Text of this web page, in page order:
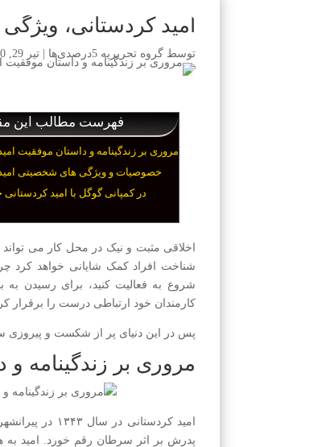
امید کردستانی،
توسطگروه تحریریه 5درصدی‌ها |تیر 29, 1400
فهرست مطالب این
مروری بر زندگینامه و داستان موفقیت
خصوصیات و ویژگی های شخصیتی
در کمپانی گوگل با امید
اخلاقی مثبت و نیک در محل کار می تواند
شناخت افراد کمک شایانی خواهد کرد
شروع به فعالیت کنید، برای رسیدن
کارمندان خود ارتباطی درست را برقرار
پس در این دنیای پر از شکست و پیروزی
مروری بر زندگینامه
پدرش بر اثر سرطان رقم خورد. امید به